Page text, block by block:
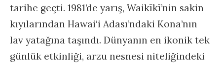
tarihe geçti. 1981’de yarış, Waikīkī’nin sakin
kıyılarından Hawai‘i Adası’ndaki Kona’nın
lav yatağına taşındı. Dünyanın en ikonik tek
günlük etkinliği, arzu nesnesi niteliğindeki